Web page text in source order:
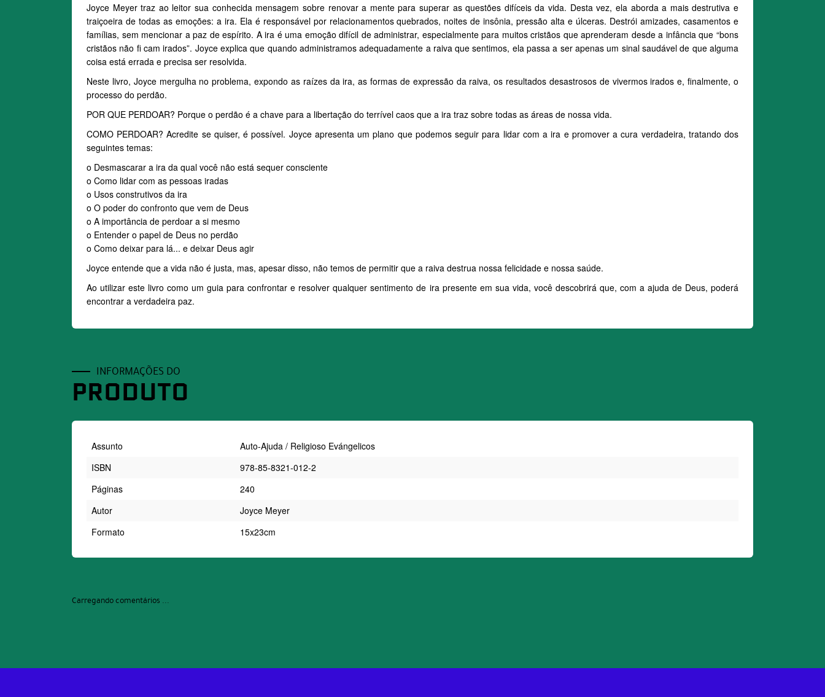
Joyce Meyer traz ao leitor sua conhecida mensagem sobre renovar a mente para superar as questões difíceis da vida. Desta vez, ela aborda a mais destrutiva e
traiçoeira de todas as emoções: a ira. Ela é responsável por relacionamentos quebrados, noites de insônia, pressão alta e úlceras. Destrói amizades, casamentos e
famílias, sem mencionar a paz de espírito. A ira é uma emoção difícil de administrar, especialmente para muitos cristãos que aprenderam desde a infância que “bons
cristãos não fi cam irados”. Joyce explica que quando administramos adequadamente a raiva que sentimos, ela passa a ser apenas um sinal saudável de que alguma
coisa está errada e precisa ser resolvida.
Neste livro, Joyce mergulha no problema, expondo as raízes da ira, as formas de expressão da raiva, os resultados desastrosos de vivermos irados e, finalmente, o
processo do perdão.
POR QUE PERDOAR? Porque o perdão é a chave para a libertação do terrível caos que a ira traz sobre todas as áreas de nossa vida.
COMO PERDOAR? Acredite se quiser, é possível. Joyce apresenta um plano que podemos seguir para lidar com a ira e promover a cura verdadeira, tratando dos
seguintes temas:
o Desmascarar a ira da qual você não está sequer consciente
o Como lidar com as pessoas iradas
o Usos construtivos da ira
o O poder do confronto que vem de Deus
o A importância de perdoar a si mesmo
o Entender o papel de Deus no perdão
o Como deixar para lá... e deixar Deus agir
Joyce entende que a vida não é justa, mas, apesar disso, não temos de permitir que a raiva destrua nossa felicidade e nossa saúde.
Ao utilizar este livro como um guia para confrontar e resolver qualquer sentimento de ira presente em sua vida, você descobrirá que, com a ajuda de Deus, poderá
encontrar a verdadeira paz.
INFORMAÇÕES DO
PRODUTO
Assunto
Auto-Ajuda / Religioso Evángelicos
ISBN
978-85-8321-012-2
Páginas
240
Autor
Joyce Meyer
Formato
15x23cm
Carregando comentários ...